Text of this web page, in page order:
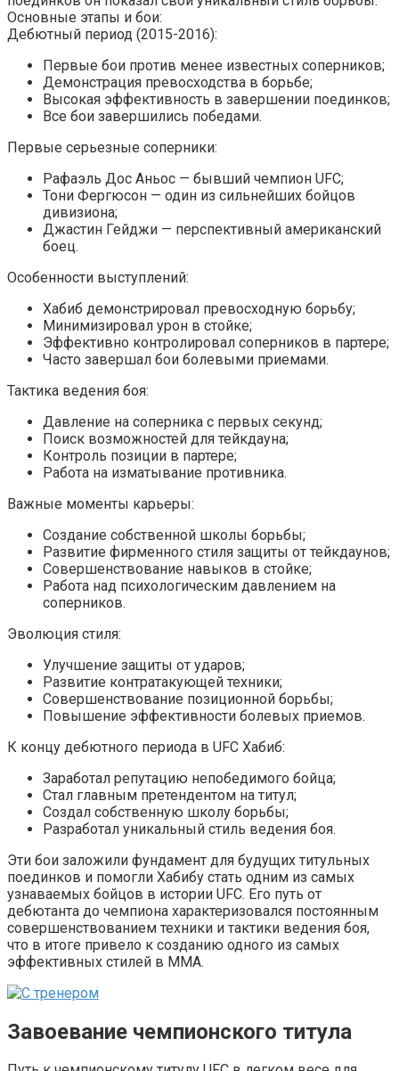
Основные этапы и бои:
Дебютный период (2015-2016):
Первые бои против менее известных соперников;
Демонстрация превосходства в борьбе;
Высокая эффективность в завершении поединков;
Все бои завершились победами.
Первые серьезные соперники:
Рафаэль Дос Аньос — бывший чемпион UFC;
Тони Фергюсон — один из сильнейших бойцов
дивизиона;
Джастин Гейджи — перспективный американский
боец.
Особенности выступлений:
Хабиб демонстрировал превосходную борьбу;
Минимизировал урон в стойке;
Эффективно контролировал соперников в партере;
Часто завершал бои болевыми приемами.
Тактика ведения боя:
Давление на соперника с первых секунд;
Поиск возможностей для тейкдауна;
Контроль позиции в партере;
Работа на изматывание противника.
Важные моменты карьеры:
Создание собственной школы борьбы;
Развитие фирменного стиля защиты от тейкдаунов;
Совершенствование навыков в стойке;
Работа над психологическим давлением на
соперников.
Эволюция стиля:
Улучшение защиты от ударов;
Развитие контратакующей техники;
Совершенствование позиционной борьбы;
Повышение эффективности болевых приемов.
К концу дебютного периода в UFC Хабиб:
Заработал репутацию непобедимого бойца;
Стал главным претендентом на титул;
Создал собственную школу борьбы;
Разработал уникальный стиль ведения боя.
Эти бои заложили фундамент для будущих титульных
поединков и помогли Хабибу стать одним из самых
узнаваемых бойцов в истории UFC. Его путь от
дебютанта до чемпиона характеризовался постоянным
совершенствованием техники и тактики ведения боя,
что в итоге привело к созданию одного из самых
эффективных стилей в ММА.
Завоевание чемпионского титула